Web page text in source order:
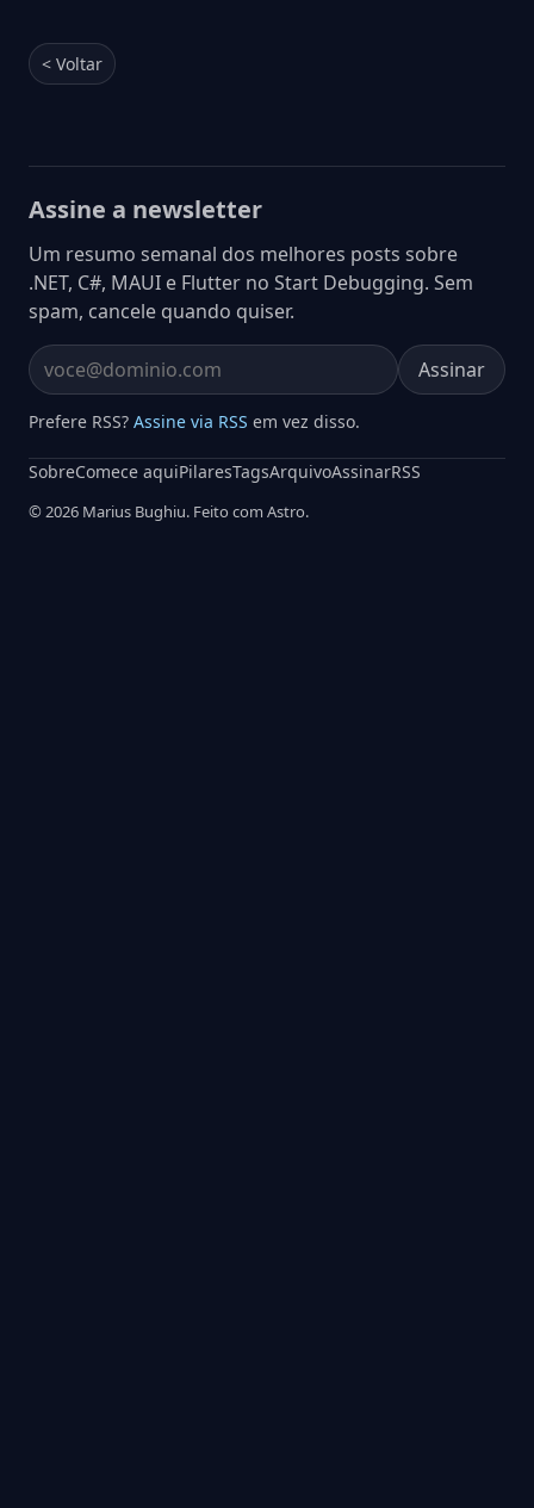
< Voltar
Assine a newsletter
Um resumo semanal dos melhores posts sobre
.NET, C#, MAUI e Flutter no Start Debugging. Sem
spam, cancele quando quiser.
Email address Assinar
Prefere RSS? Assine via RSS em vez disso.
SobreComece aquiPilaresTagsArquivoAssinarRSS
© 2026 Marius Bughiu. Feito com Astro.